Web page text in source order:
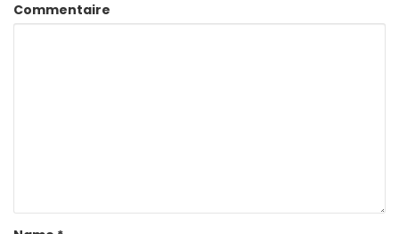
Commentaire